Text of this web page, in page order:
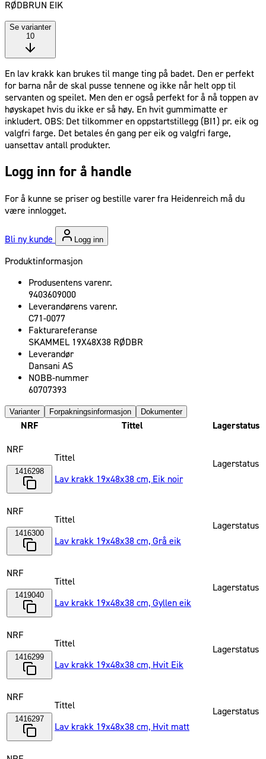
RØDBRUN EIK
Se varianter
10
En lav krakk kan brukes til mange ting på badet. Den er perfekt
for barna når de skal pusse tennene og ikke når helt opp til
servanten og speilet. Men den er også perfekt for å nå toppen av
høyskapet hvis du ikke er så høy. En hvit gummimatte er
inkludert. OBS: Det tilkommer en oppstartstillegg (BI1) pr. eik og
valgfri farge. Det betales én gang per eik og valgfri farge,
uansettav antall produkter.
Logg inn for å handle
For å kunne se priser og bestille varer fra Heidenreich må du
være innlogget.
Bli ny kunde Logg inn
Produktinformasjon
Produsentens varenr.
9403609000
Leverandørens varenr.
C71-0077
Fakturareferanse
SKAMMEL 19X48X38 RØDBR
Leverandør
Dansani AS
NOBB-nummer
60707393
Varianter Forpakningsinformasjon Dokumenter
NRF Tittel
Lagerstatus
NRF
1416298
Tittel
Lav krakk 19x48x38 cm, Eik noir
Lagerstatus
NRF
1416300
Tittel
Lav krakk 19x48x38 cm, Grå eik
Lagerstatus
NRF
1419040
Tittel
Lav krakk 19x48x38 cm, Gyllen eik
Lagerstatus
NRF
1416299
Tittel
Lav krakk 19x48x38 cm, Hvit Eik
Lagerstatus
NRF
1416297
Tittel
Lav krakk 19x48x38 cm, Hvit matt
Lagerstatus